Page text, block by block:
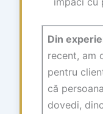
Din
recent, am
pentru
că
dovedi,